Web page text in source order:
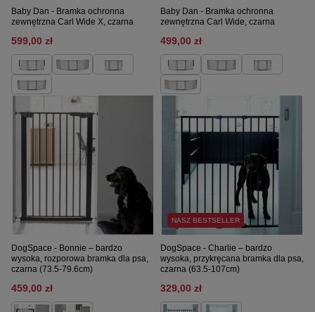
Baby Dan - Bramka ochronna
zewnętrzna Carl Wide X, czarna
599,00 zł
Baby Dan - Bramka ochronna
zewnętrzna Carl Wide, czarna
499,00 zł
DogSpace - Bonnie – bardzo
wysoka, rozporowa bramka dla psa,
czarna (73.5-79.6cm)
459,00 zł
NASZ BESTSELLER
DogSpace - Charlie – bardzo
wysoka, przykręcana bramka dla psa,
czarna (63.5-107cm)
329,00 zł